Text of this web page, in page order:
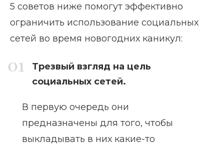
5 советов ниже помогут эффективно
ограничить использование социальных
сетей во время новогодних каникул:
Трезвый взгляд на цель
социальных сетей.
В первую очередь они
предназначены для того, чтобы
выкладывать в них какие-то